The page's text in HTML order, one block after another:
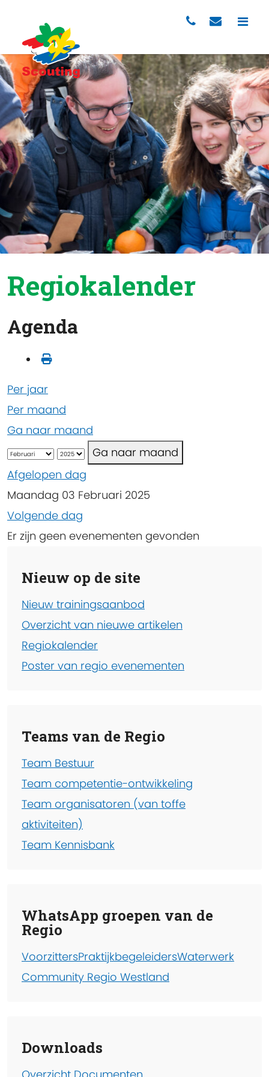
Regiokalender
Agenda
Per jaar
Per maand
Ga naar maand
Ga naar maand
Afgelopen dag
Maandag 03 Februari 2025
Volgende dag
Er zijn geen evenementen gevonden
Nieuw op de site
Nieuw trainingsaanbod
Overzicht van nieuwe artikelen
Regiokalender
Poster van regio evenementen
Teams van de Regio
Team Bestuur
Team competentie-ontwikkeling
Team organisatoren (van toffe
aktiviteiten)
Team Kennisbank
WhatsApp groepen van de
Regio
VoorzittersPraktijkbegeleidersWaterwerk
Community Regio Westland
Downloads